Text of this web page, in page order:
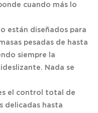
cuando más lo
están diseñados para
pesadas de hasta
siempre la
Nada se
el control total de
delicadas hasta